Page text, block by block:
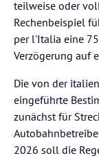
teilweise oder
Rechenbeispiel
per l'Italia eine
Verzögerung auf
Die von der
eingeführte
zunächst für
2026 soll die